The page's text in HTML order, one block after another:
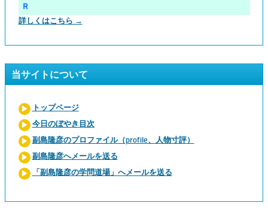
Ｒ
詳しくはこちら →
当サイトについて
トップページ
今日のぼやき目次
副島隆彦のプロファイル（profile、人物寸評）
副島隆彦へメールを送る
「副島隆彦の学問道場」へメールを送る